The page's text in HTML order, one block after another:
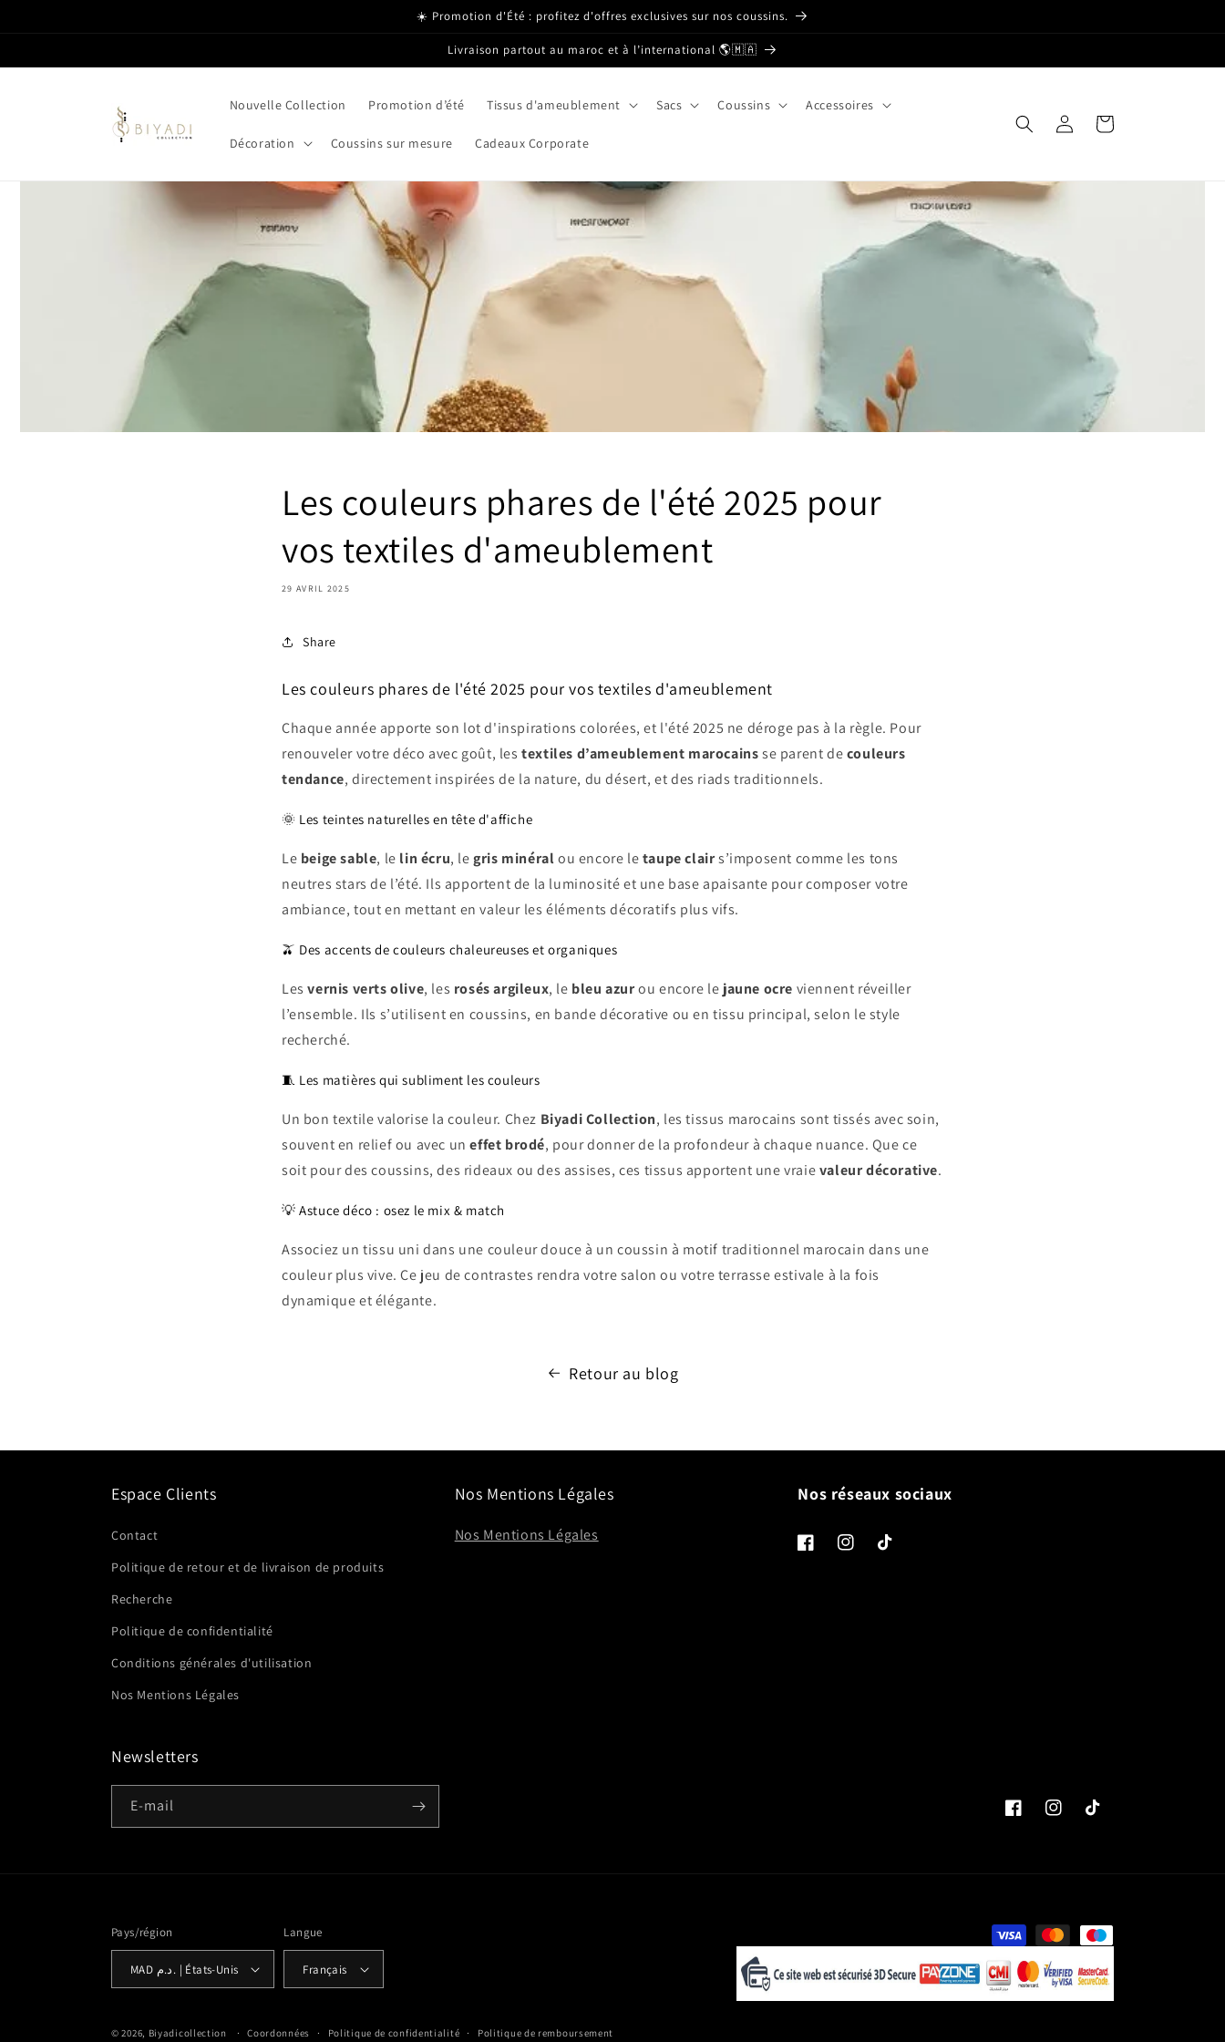
☀️ Promotion d'Été : profitez d'offres exclusives sur nos coussins.
Livraison partout au maroc et à l’international 🌎🇲🇦
Nouvelle Collection Promotion d’été Tissus d'ameublement Sacs Coussins Accessoires
Décoration Coussins sur mesure Cadeaux Corporate
Connexion Panier
Les couleurs phares de l'été 2025 pour
vos textiles d'ameublement
29 AVRIL 2025
Share
Les couleurs phares de l'été 2025 pour vos textiles d'ameublement
Chaque année apporte son lot d'inspirations colorées, et l'été 2025 ne déroge pas à la règle. Pour
renouveler votre déco avec goût, lestextiles d’ameublement marocainsse parent decouleurs
tendance, directement inspirées de la nature, du désert, et des riads traditionnels.
🌞 Les teintes naturelles en tête d'affiche
Le beige sable, le lin écru, legris minéralou encore letaupe clairs’imposent comme les tons
neutres stars de l’été. Ils apportent de la luminosité et une base apaisante pour composer votre
ambiance, tout en mettant en valeur les éléments décoratifs plus vifs.
🫒 Des accents de couleurs chaleureuses et organiques
Lesvernis verts olive, les rosés argileux, le bleu azurou encore le jaune ocre viennent réveiller
l’ensemble. Ils s’utilisent en coussins, en bande décorative ou en tissu principal, selon le style
recherché.
🧵 Les matières qui subliment les couleurs
Un bon textile valorise la couleur. Chez Biyadi Collection, les tissus marocains sont tissés avec soin,
souvent en relief ou avec uneffet brodé, pour donner de la profondeur à chaque nuance. Que ce
soit pour des coussins, des rideaux ou des assises, ces tissus apportent une vraievaleur décorative.
💡 Astuce déco : osez le mix & match
Associez un tissu uni dans une couleur douce à un coussin à motif traditionnel marocain dans une
couleur plus vive. Ce jeu de contrastes rendra votre salon ou votre terrasse estivale à la fois
dynamique et élégante.
Retour au blog
Espace Clients
Contact
Politique de retour et de livraison de produits
Recherche
Politique de confidentialité
Conditions générales d'utilisation
Nos Mentions Légales
Nos Mentions Légales
Nos Mentions Légales
Nos réseaux sociaux
FacebookInstagramTikTok
Newsletters
E-mail
FacebookInstagramTikTok
Pays/région
MAD د.م. | États-Unis
Langue
Français
Moyens
de
paiement
© 2026, Biyadicollection Coordonnées Politique de confidentialité Politique de remboursement